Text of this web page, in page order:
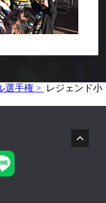
選手権 > レジェンド小